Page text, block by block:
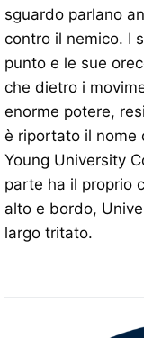
sguardo parlano
contro il nemico. I
punto e le sue
che dietro i
enorme potere,
è riportato il nome
Young University
parte ha il proprio
alto e bordo,
largo tritato.